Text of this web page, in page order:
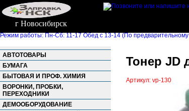
г Новосибирск
Режим работы: Пн-Сб: 11-17 Обед с 13-14 (По предварительному
АВТОТОВАРЫ
БУМАГА
БЫТОВАЯ И ПРОФ. ХИМИЯ
ВОРОНКИ, ПРОБКИ,
ПЕРЕХОДНИКИ
ДЕМООБОРУДОВАНИЕ
Тонер JD
Артикул: vp-130